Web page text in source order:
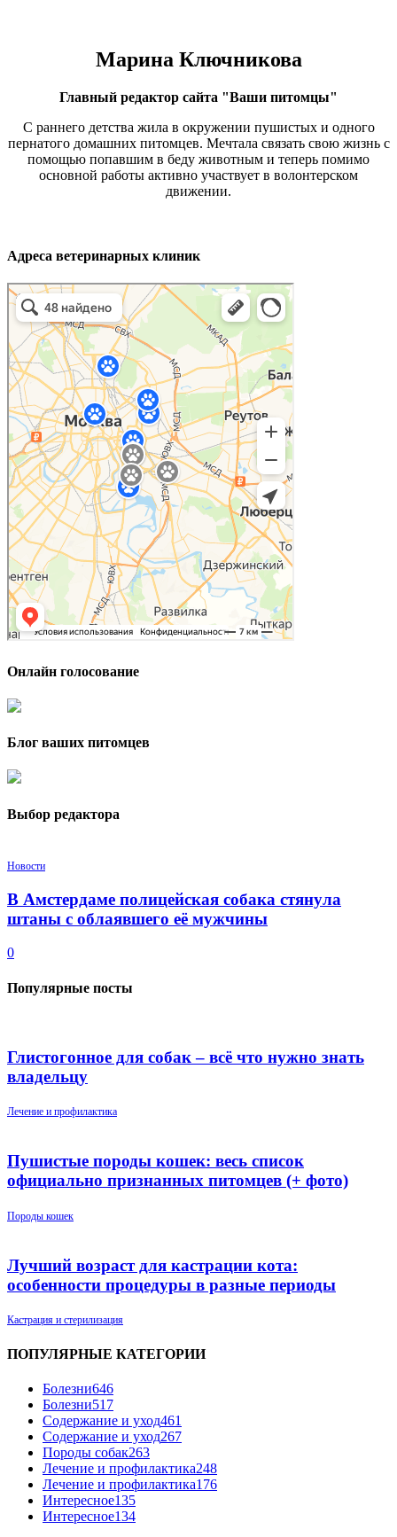
Марина Ключникова
Главный редактор сайта "Ваши питомцы"
С раннего детства жила в окружении пушистых и одного
пернатого домашних питомцев. Мечтала связать свою жизнь с
помощью попавшим в беду животным и теперь помимо
основной работы активно участвует в волонтерском
движении.
Адреса ветеринарных клиник
Онлайн голосование
Блог ваших питомцев
Выбор редактора
Новости
В Амстердаме полицейская собака стянула
штаны с облаявшего её мужчины
0
Популярные посты
Глистогонное для собак – всё что нужно знать
владельцу
Лечение и профилактика
Пушистые породы кошек: весь список
официально признанных питомцев (+ фото)
Породы кошек
Лучший возраст для кастрации кота:
особенности процедуры в разные периоды
Кастрация и стерилизация
ПОПУЛЯРНЫЕ КАТЕГОРИИ
Болезни646
Болезни517
Содержание и уход461
Содержание и уход267
Породы собак263
Лечение и профилактика248
Лечение и профилактика176
Интересное135
Интересное134